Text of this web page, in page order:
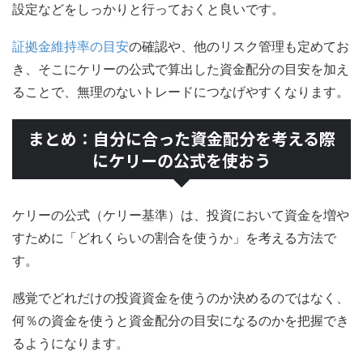
設定などをしっかりと行っておくと良いです。
証拠金維持率の目安の確認や、他のリスク管理も定めてお
き、そこにケリーの公式で算出した資金配分の目安を加え
ることで、無理のないトレードにつなげやすくなります。
まとめ：自分に合った資金配分を考える際
にケリーの公式を使おう
ケリーの公式（ケリー基準）は、投資において資金を増や
すために「どれくらいの割合を使うか」を考える方法で
す。
感覚でどれだけの投資資金を使うのか決めるのではなく、
何％の資金を使うと資金配分の目安になるのかを把握でき
るようになります。